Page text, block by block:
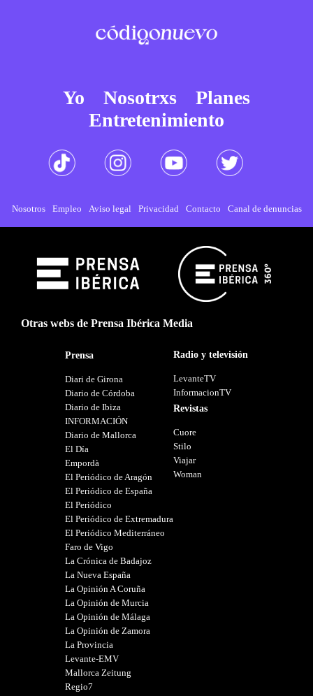
Yo Nosotrxs
Planes
Entretenimiento
Nosotros Empleo Aviso legal Privacidad Contacto Canal de denuncias
Otras webs de Prensa Ibérica Media
Prensa
Diari de Girona
Diario de Córdoba
Diario de Ibiza
INFORMACIÓN
Diario de Mallorca
El Día
Empordà
El Periódico de Aragón
El Periódico de España
El Periódico
El Periódico de Extremadura
El Periódico Mediterráneo
Faro de Vigo
La Crónica de Badajoz
La Nueva España
La Opinión A Coruña
La Opinión de Murcia
La Opinión de Málaga
La Opinión de Zamora
La Provincia
Levante-EMV
Mallorca Zeitung
Regio7
Radio y televisión
LevanteTV
InformacionTV
Revistas
Cuore
Stilo
Viajar
Woman